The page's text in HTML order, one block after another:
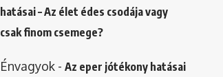
hatásai – Az élet édes csodája vagy
csak finom csemege?
Énvagyok- Az eper jótékony hatásai